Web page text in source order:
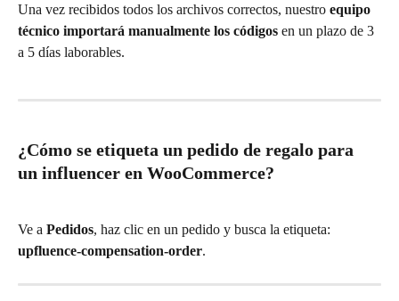
Una vez recibidos todos los archivos correctos, nuestro equipo
técnico importará manualmente los códigos en un plazo de 3
a 5 días laborables.
¿Cómo se etiqueta un pedido de regalo para
un influencer en WooCommerce?
Ve a Pedidos, haz clic en un pedido y busca la etiqueta:
upfluence-compensation-order.